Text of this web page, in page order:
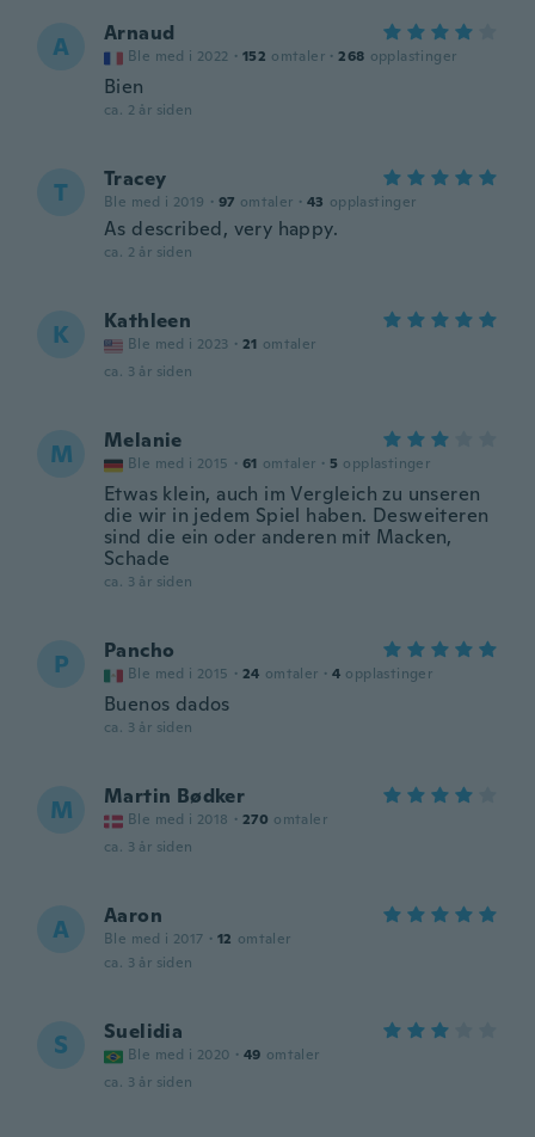
A Arnaud
Ble med i 2022 · 152 omtaler · 268 opplastinger
Bien
ca. 2 år siden
T Tracey
Ble med i 2019 · 97 omtaler · 43 opplastinger
As described, very happy.
ca. 2 år siden
K Kathleen
Ble med i 2023 · 21 omtaler
ca. 3 år siden
M Melanie
Ble med i 2015 · 61 omtaler · 5 opplastinger
Etwas klein, auch im Vergleich zu unseren
die wir in jedem Spiel haben. Desweiteren
sind die ein oder anderen mit Macken,
Schade
ca. 3 år siden
P Pancho
Ble med i 2015 · 24 omtaler · 4 opplastinger
Buenos dados
ca. 3 år siden
M Martin Bødker
Ble med i 2018 · 270 omtaler
ca. 3 år siden
A Aaron
Ble med i 2017 · 12 omtaler
ca. 3 år siden
S Suelidia
Ble med i 2020 · 49 omtaler
ca. 3 år siden